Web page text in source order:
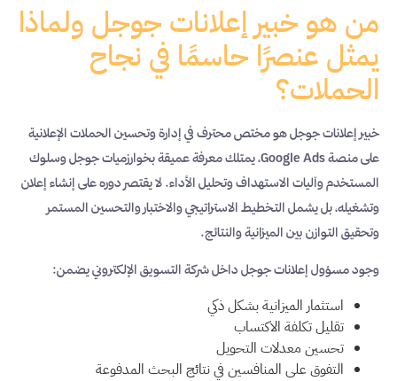
من هو خبير إعلانات جوجل ولماذا
يمثل عنصرًا حاسمًا في نجاح
الحملات؟
خبير إعلانات جوجل هو مختص محترف في إدارة وتحسين الحملات الإعلانية
على منصة Google Ads، يمتلك معرفة عميقة بخوارزميات جوجل وسلوك
المستخدم وآليات الاستهداف وتحليل الأداء. لا يقتصر دوره على إنشاء إعلان
وتشغيله، بل يشمل التخطيط الاستراتيجي والاختبار والتحسين المستمر
وتحقيق التوازن بين الميزانية والنتائج.
وجود مسؤول إعلانات جوجل داخل شركة التسويق الإلكتروني يضمن:
استثمار الميزانية بشكل ذكي
تقليل تكلفة الاكتساب
تحسين معدلات التحويل
التفوق على المنافسين في نتائج البحث المدفوعة